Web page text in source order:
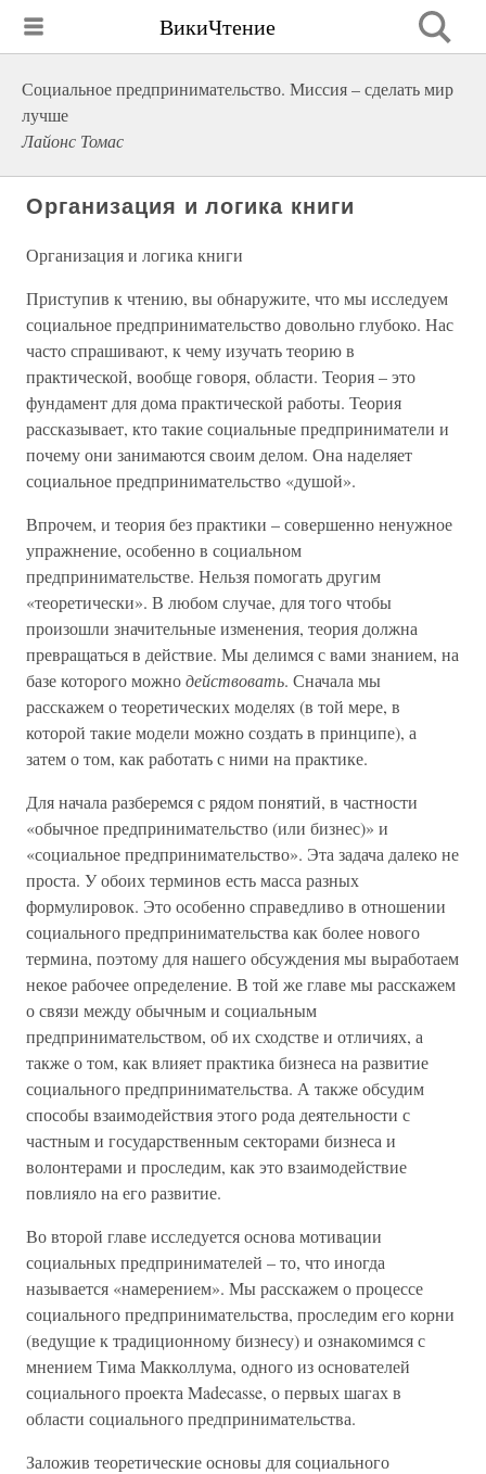
ВикиЧтение
Социальное предпринимательство. Миссия – сделать мир
лучше
Лайонс Томас
Организация и логика книги
Организация и логика книги
Приступив к чтению, вы обнаружите, что мы исследуем
социальное предпринимательство довольно глубоко. Нас
часто спрашивают, к чему изучать теорию в
практической, вообще говоря, области. Теория – это
фундамент для дома практической работы. Теория
рассказывает, кто такие социальные предприниматели и
почему они занимаются своим делом. Она наделяет
социальное предпринимательство «душой».
Впрочем, и теория без практики – совершенно ненужное
упражнение, особенно в социальном
предпринимательстве. Нельзя помогать другим
«теоретически». В любом случае, для того чтобы
произошли значительные изменения, теория должна
превращаться в действие. Мы делимся с вами знанием, на
базе которого можнодействовать. Сначала мы
расскажем о теоретических моделях (в той мере, в
которой такие модели можно создать в принципе), а
затем о том, как работать с ними на практике.
Для начала разберемся с рядом понятий, в частности
«обычное предпринимательство (или бизнес)» и
«социальное предпринимательство». Эта задача далеко не
проста. У обоих терминов есть масса разных
формулировок. Это особенно справедливо в отношении
социального предпринимательства как более нового
термина, поэтому для нашего обсуждения мы выработаем
некое рабочее определение. В той же главе мы расскажем
о связи между обычным и социальным
предпринимательством, об их сходстве и отличиях, а
также о том, как влияет практика бизнеса на развитие
социального предпринимательства. А также обсудим
способы взаимодействия этого рода деятельности с
частным и государственным секторами бизнеса и
волонтерами и проследим, как это взаимодействие
повлияло на его развитие.
Во второй главе исследуется основа мотивации
социальных предпринимателей – то, что иногда
называется «намерением». Мы расскажем о процессе
социального предпринимательства, проследим его корни
(ведущие к традиционному бизнесу) и ознакомимся с
мнением Тима Макколлума, одного из основателей
социального проекта Madecasse, о первых шагах в
области социального предпринимательства.
Заложив теоретические основы для социального